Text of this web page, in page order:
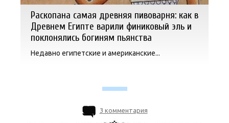
Раскопана самая древняя пивоварня: как в
Древнем Египте варили финиковый эль и
поклонялись богиням пьянства
Недавно египетские и американские...
3 комментария